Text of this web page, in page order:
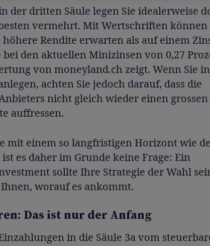
der dritten Säule legen Sie idealerweise
vermehrt. Mit Wertschriften können
Rendite erwarten als auf einem
bei den aktuellen Minizinsen von 0,27
von moneyland.ch zeigt. Wenn Sie in
achten Sie jedoch darauf, dass die
nicht gleich wieder einen
auffressen.
mit einem so langfristigen Horizont wie
es daher im Grunde keine Frage: Ein
sollte Ihre Strategie der Wahl
worauf es ankommt.
Das ist nur der Anfang
in die Säule 3a vom